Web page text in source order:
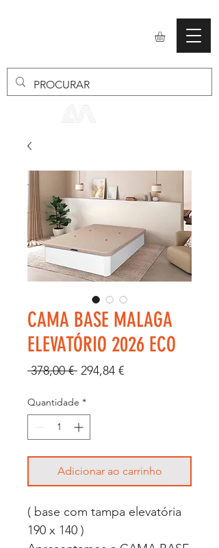
CAMA BASE MALAGA
ELEVATÓRIO 2026 ECO
378,00 € Preço
294,84 €Preço
Quantidade *
Adicionar ao carrinho
( base com tampa elevatória
190 x 140 )